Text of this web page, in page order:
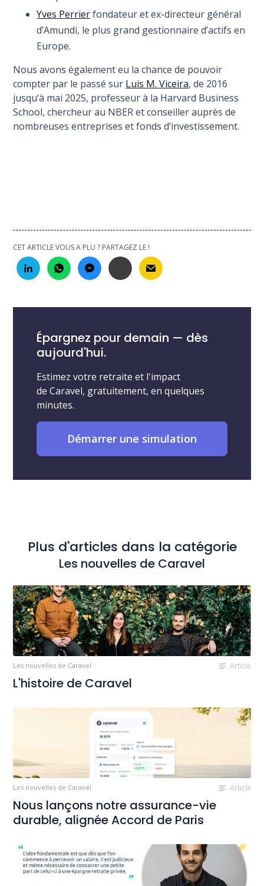
Yves Perrierfondateur et ex-directeur général
d’Amundi, le plus grand gestionnaire d’actifs en
Europe.
Nous avons également eu la chance de pouvoir
compter par le passé sur Luis M. Viceira, de 2016
jusqu’à mai 2025, professeur à la Harvard Business
School, chercheur au NBER et conseiller auprès de
nombreuses entreprises et fonds d’investissement.
CET ARTICLE VOUS A PLU ? PARTAGEZ LE !
Épargnez pour demain — dès
aujourd'hui.
Estimez votre retraite et l'impact
de Caravel, gratuitement, en quelques
minutes.
Démarrer une simulation
Plus d'articles dans la catégorie
Les nouvelles de Caravel
Les nouvelles de Caravel Article
L'histoire de Caravel
Les nouvelles de Caravel Article
Nous lançons notre assurance-vie
durable, alignée Accord de Paris